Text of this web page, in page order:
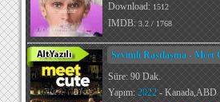
Download: 1512
IMDB: 3.2 / 1768
Sevimli Rastlaşma - Meet
Süre: 90 Dak.
Yapım: 2022 - Kanada,ABD